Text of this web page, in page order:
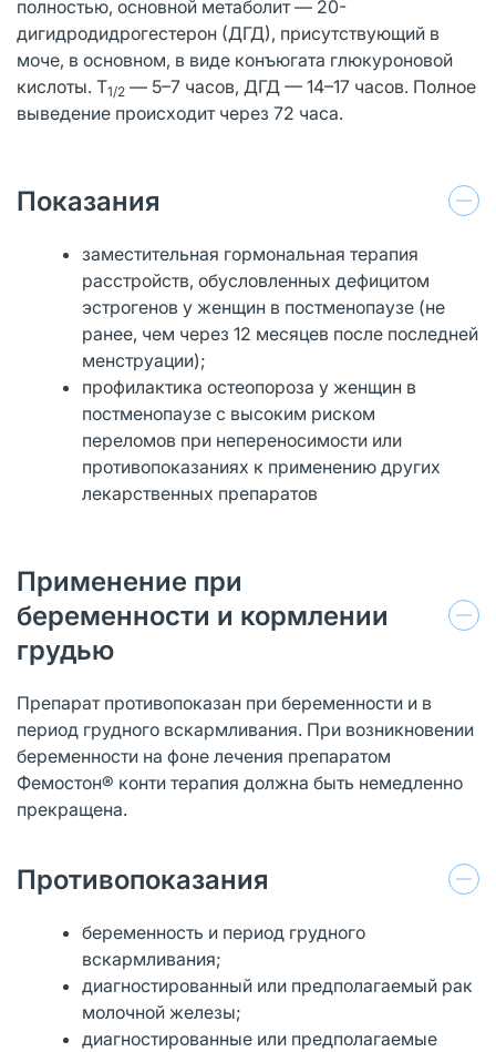
полностью, основной метаболит — 20-
дигидродидрогестерон (ДГД), присутствующий в
моче, в основном, в виде конъюгата глюкуроновой
кислоты. Т1/2 — 5–7 часов, ДГД — 14–17 часов. Полное
выведение происходит через 72 часа.
Показания
заместительная гормональная терапия
расстройств, обусловленных дефицитом
эстрогенов у женщин в постменопаузе (не
ранее, чем через 12 месяцев после последней
менструации);
профилактика остеопороза у женщин в
постменопаузе с высоким риском
переломов при непереносимости или
противопоказаниях к применению других
лекарственных препаратов
Применение при
беременности и кормлении
грудью
Препарат противопоказан при беременности и в
период грудного вскармливания. При возникновении
беременности на фоне лечения препаратом
Фемостон® конти терапия должна быть немедленно
прекращена.
Противопоказания
беременность и период грудного
вскармливания;
диагностированный или предполагаемый рак
молочной железы;
диагностированные или предполагаемые